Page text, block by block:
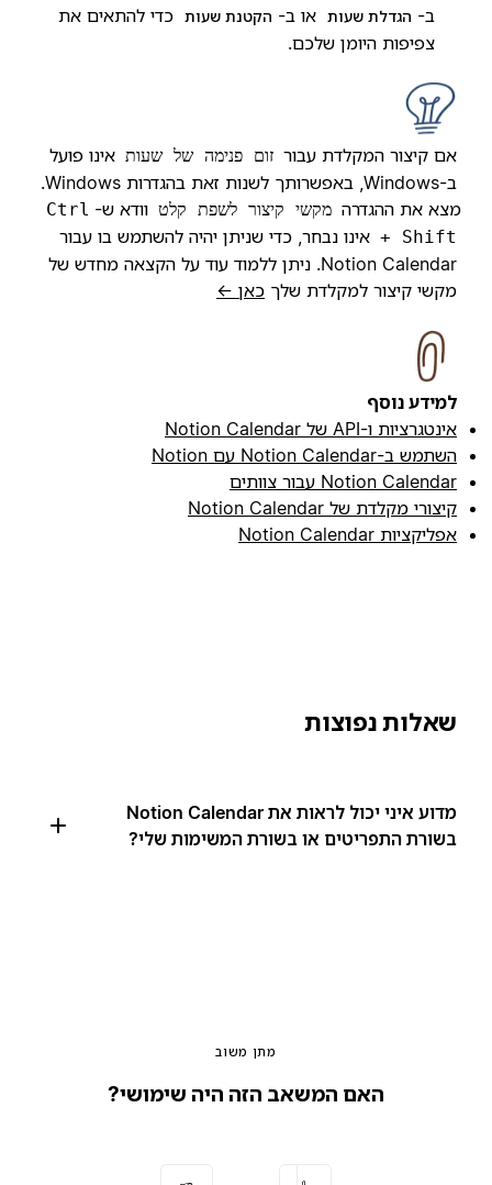
ב- הגדלת שעות או ב- הקטנת שעות כדי להתאים את
צפיפות היומן שלכם.
אם קיצור המקלדת עבור זום פנימה של שעות אינו פועל
ב-Windows, באפשרותך לשנות זאת בהגדרות Windows.
מצא את ההגדרה מקשי קיצור לשפת קלט וודא ש- Ctrl
+ Shift אינו נבחר, כדי שניתן יהיה להשתמש בו עבור
Notion Calendar. ניתן ללמוד עוד על הקצאה מחדש של
מקשי קיצור למקלדת שלך כאן ←
למידע נוסף
אינטגרציות ו-API של Notion Calendar
השתמש ב-Notion Calendar עם Notion
Notion Calendar עבור צוותים
קיצורי מקלדת של Notion Calendar
אפליקציות Notion Calendar
שאלות נפוצות
מדוע איני יכול לראות את Notion Calendar
בשורת התפריטים או בשורת המשימות שלי?
מתן משוב
האם המשאב הזה היה שימושי?